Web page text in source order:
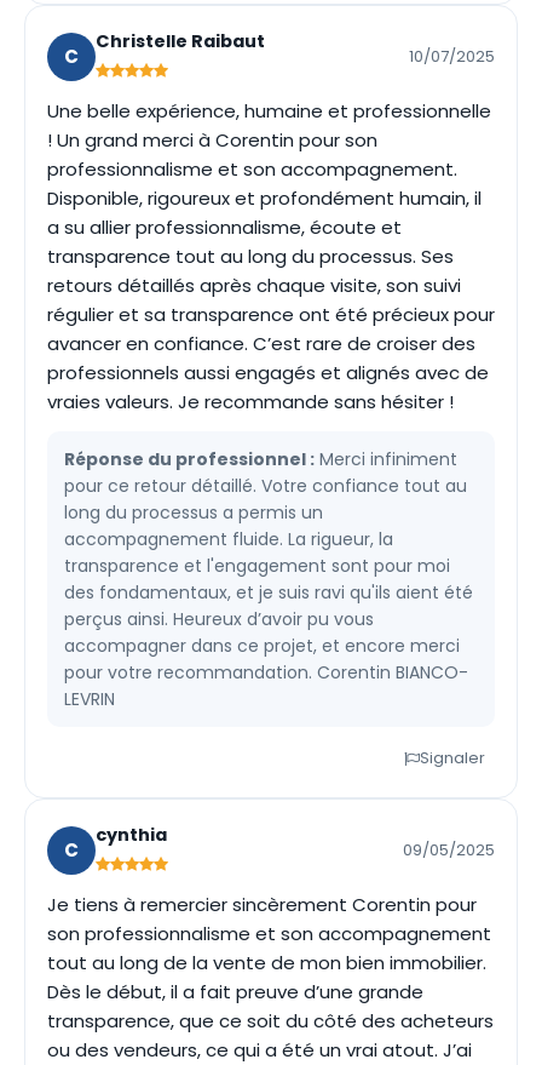
C
Christelle Raibaut
10/07/2025
Une belle expérience, humaine et professionnelle
! Un grand merci à Corentin pour son
professionnalisme et son accompagnement.
Disponible, rigoureux et profondément humain, il
a su allier professionnalisme, écoute et
transparence tout au long du processus. Ses
retours détaillés après chaque visite, son suivi
régulier et sa transparence ont été précieux pour
avancer en confiance. C’est rare de croiser des
professionnels aussi engagés et alignés avec de
vraies valeurs. Je recommande sans hésiter !
Réponse du professionnel : Merci infiniment
pour ce retour détaillé. Votre confiance tout au
long du processus a permis un
accompagnement fluide. La rigueur, la
transparence et l'engagement sont pour moi
des fondamentaux, et je suis ravi qu'ils aient été
perçus ainsi. Heureux d’avoir pu vous
accompagner dans ce projet, et encore merci
pour votre recommandation. Corentin BIANCO-
LEVRIN
Signaler
C
cynthia
09/05/2025
Je tiens à remercier sincèrement Corentin pour
son professionnalisme et son accompagnement
tout au long de la vente de mon bien immobilier.
Dès le début, il a fait preuve d’une grande
transparence, que ce soit du côté des acheteurs
ou des vendeurs, ce qui a été un vrai atout. J’ai